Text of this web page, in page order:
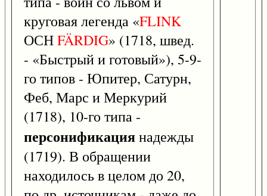
круговая легенда «FLINK
ОСНFÄRDIG» (1718, швед.
- «Быстрый и готовый»), 5-9-
го типов - Юпитер, Сатурн,
Феб, Марс и Меркурий
(1718), 10-го типа -
персонификациянадежды
(1719). В обращении
находилось в целом до 20,